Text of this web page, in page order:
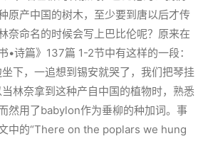
原产中国的树木，至少要到唐以后才传
奈命名的时候会写上巴比伦呢？原来在
•诗篇》137篇 1-2节中有这样的一段：
下，一追想到锡安就哭了，我们把琴挂
林奈拿到这种产自中国的植物时，熟悉
然用了babylon作为垂柳的种加词。事
中的“There on the poplars we hung